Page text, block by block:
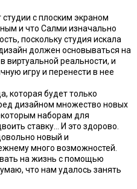
с плоским экраном
и что Салми изначально
поскольку студия искала
должен основываться на
виртуальной реальности, и
игру и перенести в нее
которая будет только
дизайном множество новых
наборам для
ставку… И это здорово.
новый и
много возможностей.
на жизнь с помощью
что нам удалось занять